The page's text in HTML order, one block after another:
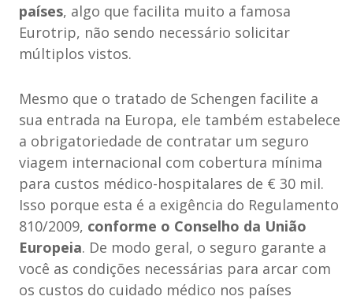
países, algo que facilita muito a famosa
Eurotrip, não sendo necessário solicitar
múltiplos vistos.
Mesmo que o tratado de Schengen facilite a
sua entrada na Europa, ele também estabelece
a obrigatoriedade de contratar um seguro
viagem internacional com cobertura mínima
para custos médico-hospitalares de € 30 mil.
Isso porque esta é a exigência do Regulamento
810/2009, conforme o Conselho da União
Europeia. De modo geral, o seguro garante a
você as condições necessárias para arcar com
os custos do cuidado médico nos países